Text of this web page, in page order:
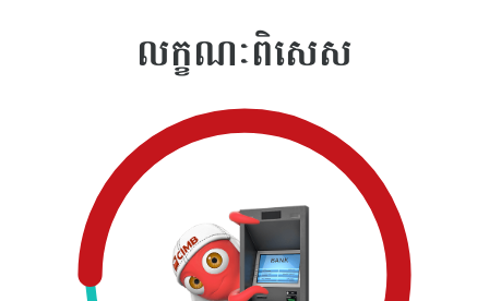
លក្ខណៈពិសេស